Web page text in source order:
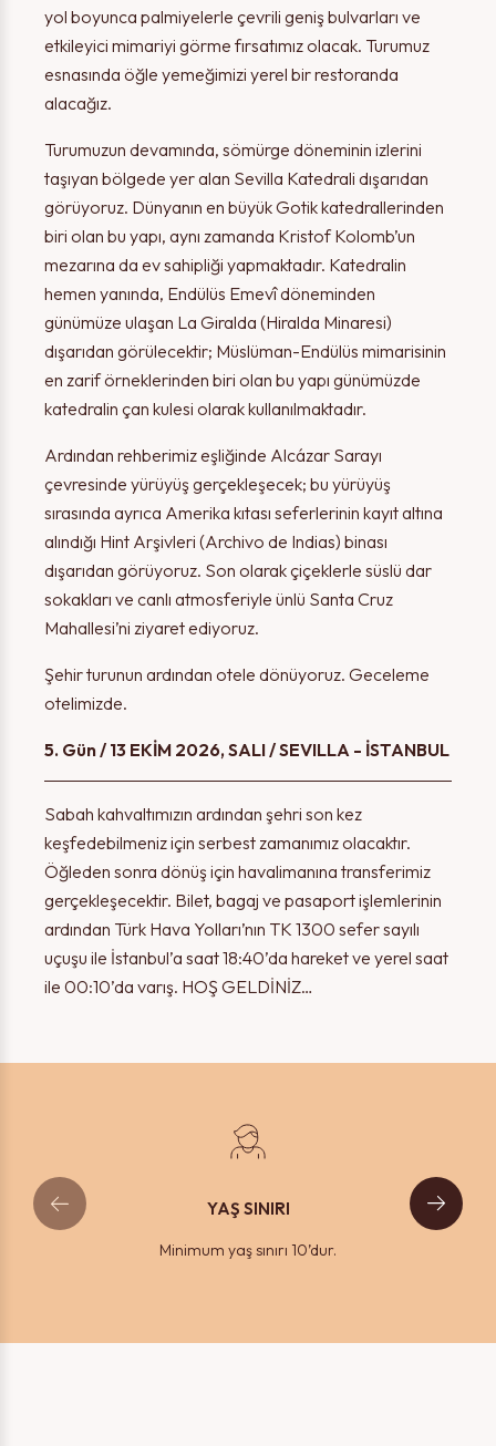
yol boyunca palmiyelerle çevrili geniş bulvarları ve
etkileyici mimariyi görme fırsatımız olacak. Turumuz
esnasında öğle yemeğimizi yerel bir restoranda
alacağız.
Turumuzun devamında, sömürge döneminin izlerini
taşıyan bölgede yer alan Sevilla Katedrali dışarıdan
görüyoruz. Dünyanın en büyük Gotik katedrallerinden
biri olan bu yapı, aynı zamanda Kristof Kolomb’un
mezarına da ev sahipliği yapmaktadır. Katedralin
hemen yanında, Endülüs Emevî döneminden
günümüze ulaşan La Giralda (Hiralda Minaresi)
dışarıdan görülecektir; Müslüman-Endülüs mimarisinin
en zarif örneklerinden biri olan bu yapı günümüzde
katedralin çan kulesi olarak kullanılmaktadır.
Ardından rehberimiz eşliğinde Alcázar Sarayı
çevresinde yürüyüş gerçekleşecek; bu yürüyüş
sırasında ayrıca Amerika kıtası seferlerinin kayıt altına
alındığı Hint Arşivleri (Archivo de Indias) binası
dışarıdan görüyoruz. Son olarak çiçeklerle süslü dar
sokakları ve canlı atmosferiyle ünlü Santa Cruz
Mahallesi’ni ziyaret ediyoruz.
Şehir turunun ardından otele dönüyoruz. Geceleme
otelimizde.
5. Gün / 13 EKİM 2026, SALI / SEVILLA - İSTANBUL
Sabah kahvaltımızın ardından şehri son kez
keşfedebilmeniz için serbest zamanımız olacaktır.
Öğleden sonra dönüş için havalimanına transferimiz
gerçekleşecektir. Bilet, bagaj ve pasaport işlemlerinin
ardından Türk Hava Yolları’nın TK 1300 sefer sayılı
uçuşu ile İstanbul’a saat 18:40’da hareket ve yerel saat
ile 00:10’da varış. HOŞ GELDİNİZ…
YAŞ SINIRI
Minimum yaş sınırı 10’dur.